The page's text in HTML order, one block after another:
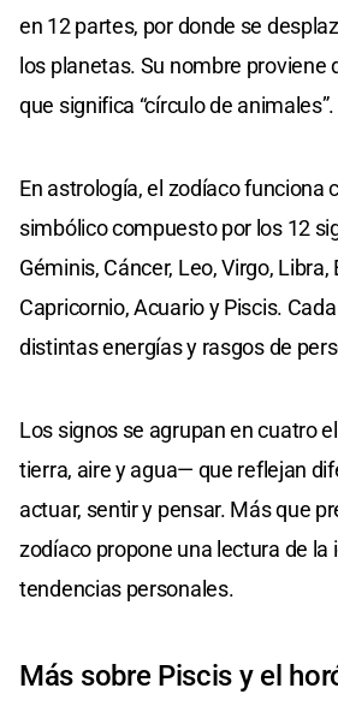
en 12 partes, por donde se
los planetas. Su nombre proviene
que significa “círculo de animales”.
En astrología, el zodíaco funciona
simbólico compuesto por los 12
Géminis, Cáncer, Leo, Virgo,
Capricornio, Acuario y Piscis.
distintas energías y rasgos de
Los signos se agrupan en cuatro
tierra, aire y agua— que reflejan
actuar, sentir y pensar. Más que
zodíaco propone una lectura de la
tendencias personales.
Más sobre Piscis y el